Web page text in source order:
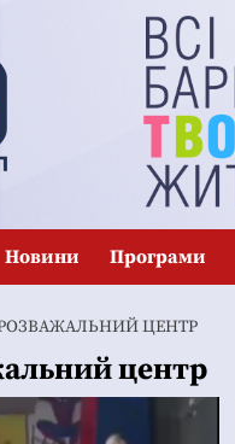
Новини Програми
ЦЕНТР
центр